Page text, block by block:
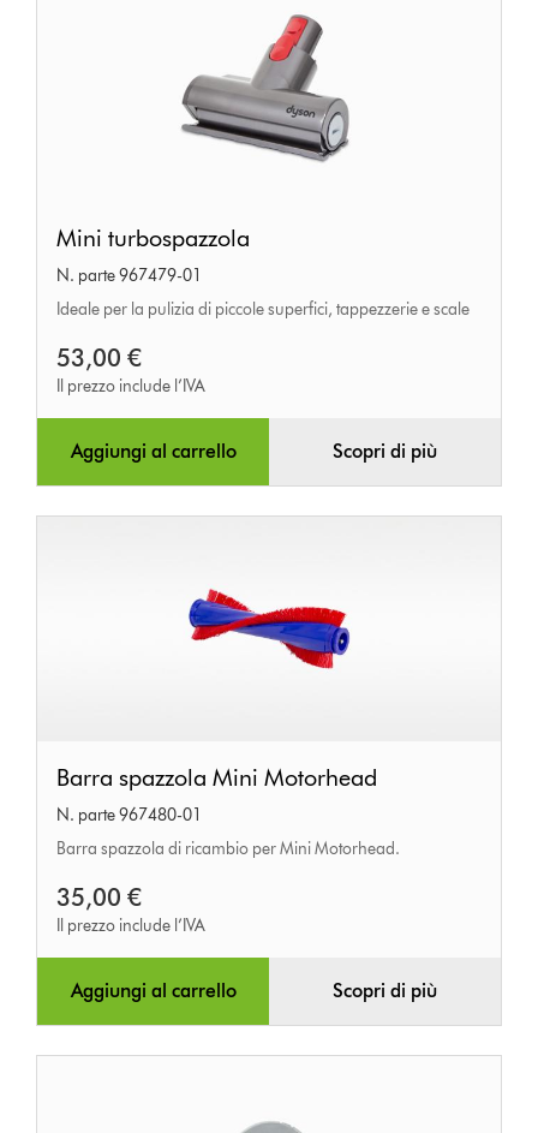
turbospazzola
Mini turbospazzola
N. parte 967479-01
Ideale per la pulizia di piccole superfici, tappezzerie e scale
53,00 €
Il prezzo include l’IVA
Aggiungi al carrello Scopri di più
spazzola
Mini
Motorhead
Barra spazzola Mini Motorhead
N. parte 967480-01
Barra spazzola di ricambio per Mini Motorhead.
35,00 €
Il prezzo include l’IVA
Aggiungi al carrello Scopri di più